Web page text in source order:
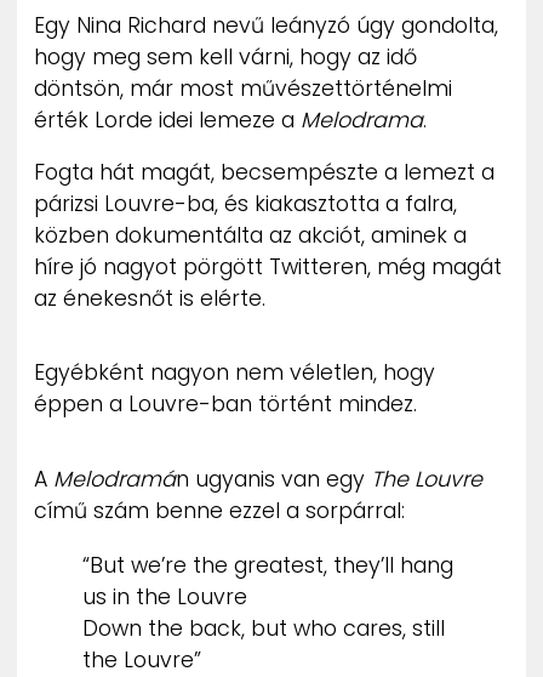
Egy Nina Richard nevű leányzó úgy gondolta,
hogy meg sem kell várni, hogy az idő
döntsön, már most művészettörténelmi
érték Lorde idei lemeze a Melodrama.
Fogta hát magát, becsempészte a lemezt a
párizsi Louvre-ba, és kiakasztotta a falra,
közben dokumentálta az akciót, aminek a
híre jó nagyot pörgött Twitteren, még magát
az énekesnőt is elérte.
Egyébként nagyon nem véletlen, hogy
éppen a Louvre-ban történt mindez.
A Melodramán ugyanis van egy The Louvre
című szám benne ezzel a sorpárral:
“But we’re the greatest, they’ll hang
us in the Louvre
Down the back, but who cares, still
the Louvre”